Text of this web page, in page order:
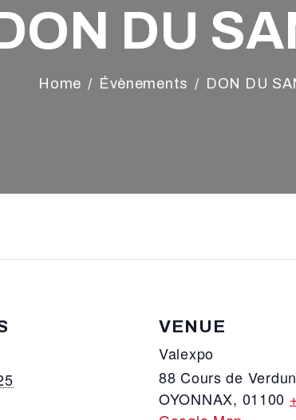
DU
Home Évènements DON DU
VENUE
Valexpo
88 Cours de Verdun
OYONNAX, 01100